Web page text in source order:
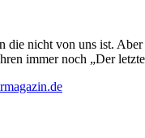
die nicht von uns ist.
immer noch „Der